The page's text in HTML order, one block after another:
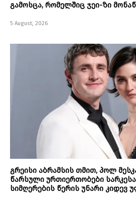
გამოსცა, რომელშიც ჯეი-ზი
5 August, 2026
გრეისი აბრამსის თმით, პოლ
წარსული ურთიერთობები
სიმღერების წერის უნარი კიდევ